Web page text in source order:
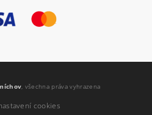
, všechna práva vyhrazena
cookies